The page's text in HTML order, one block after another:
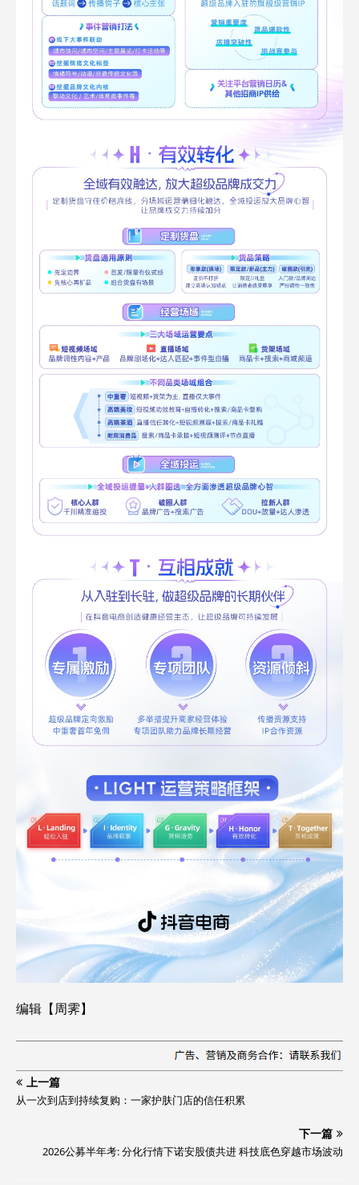
编辑【周霁】
上一篇
从一次到店到持续复购：一家护肤门店的信任积累
下一篇
2026公募半年考: 分化行情下诺安股债共进 科技底色穿越市场波动